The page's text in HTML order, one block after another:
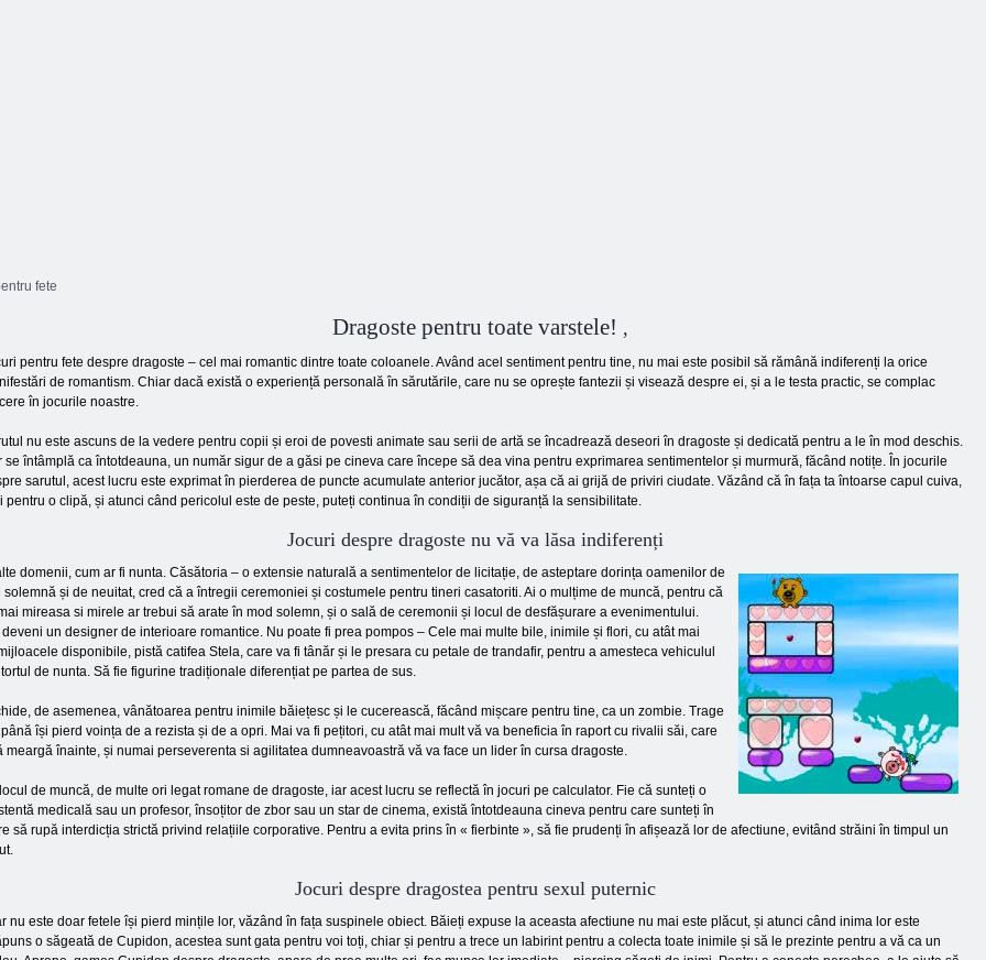
fete
Dragoste pentru toate varstele! ,
pentru fete despre dragoste – cel mai romantic dintre toate coloanele. Având acel sentiment pentru tine, nu mai este posibil să rămână indiferenți la orice
de romantism. Chiar dacă există o experiență personală în sărutările, care nu se oprește fantezii și visează despre ei, și a le testa practic, se complac
în jocurile noastre.
nu este ascuns de la vedere pentru copii și eroi de povesti animate sau serii de artă se încadrează deseori în dragoste și dedicată pentru a le în mod deschis.
se întâmplă ca întotdeauna, un număr sigur de a găsi pe cineva care începe să dea vina pentru exprimarea sentimentelor și murmură, făcând notițe. În jocurile
sarutul, acest lucru este exprimat în pierderea de puncte acumulate anterior jucător, așa că ai grijă de priviri ciudate. Văzând că în fața ta întoarse capul cuiva,
pentru o clipă, și atunci când pericolul este de peste, puteți continua în condiții de siguranță la sensibilitate.
Jocuri despre dragoste nu vă va lăsa indiferenți
domenii, cum ar fi nunta. Căsătoria – o extensie naturală a sentimentelor de licitație, de asteptare dorința oamenilor de
și de neuitat, cred că a întregii ceremoniei și costumele pentru tineri casatoriti. Ai o mulțime de muncă, pentru că
mireasa si mirele ar trebui să arate în mod solemn, și o sală de ceremonii și locul de desfășurare a evenimentului.
un designer de interioare romantice. Nu poate fi prea pompos – Cele mai multe bile, inimile și flori, cu atât mai
disponibile, pistă catifea Stela, care va fi tânăr și le presara cu petale de trandafir, pentru a amesteca vehiculul
de nunta. Să fie figurine tradiționale diferențiat pe partea de sus.
de asemenea, vânătoarea pentru inimile băiețesc și le cucerească, făcând mișcare pentru tine, ca un zombie. Trage
își pierd voința de a rezista și de a opri. Mai va fi pețitori, cu atât mai mult vă va beneficia în raport cu rivalii săi, care
meargă înainte, și numai perseverenta si agilitatea dumneavoastră vă va face un lider în cursa dragoste.
de muncă, de multe ori legat romane de dragoste, iar acest lucru se reflectă în jocuri pe calculator. Fie că sunteți o
medicală sau un profesor, însoțitor de zbor sau un star de cinema, există întotdeauna cineva pentru care sunteți în
să rupă interdicția strictă privind relațiile corporative. Pentru a evita prins în « fierbinte », să ​​fie prudenți în afișează lor de afectiune, evitând străini în timpul un
Jocuri despre dragostea pentru sexul puternic
nu este doar fetele își pierd mințile lor, văzând în fața suspinele obiect. Băieți expuse la aceasta afectiune nu mai este plăcut, și atunci când inima lor este
o săgeată de Cupidon, acestea sunt gata pentru voi toți, chiar și pentru a trece un labirint pentru a colecta toate inimile și să le prezinte pentru a vă ca un